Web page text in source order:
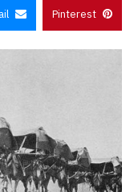
Pinterest